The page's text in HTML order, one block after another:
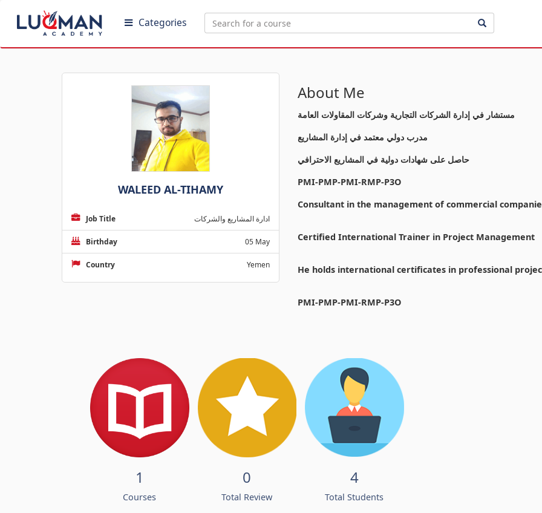
Categories
WALEED AL-TIHAMY
Job Title ادارة المشاريع والشركات
Birthday 05 May
Country Yemen
About Me
مستشار في إدارة الشركات التجارية وشركات المقاولات العامة
مدرب دولي معتمد في إدارة المشاريع
حاصل على شهادات دولية في المشاريع الاحترافي
PMI-PMP-PMI-RMP-P3O
Consultant in the management of commercial
Certified International Trainer in Project Management
He holds international certificates in professional
PMI-PMP-PMI-RMP-P3O
1
Courses
0
Total Review
4
Total Students